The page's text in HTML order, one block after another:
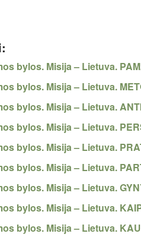
bylos. Misija – Lietuva.
bylos. Misija – Lietuva.
bylos. Misija – Lietuva.
bylos. Misija – Lietuva.
bylos. Misija – Lietuva.
bylos. Misija – Lietuva.
bylos. Misija – Lietuva.
bylos. Misija – Lietuva.
bylos. Misija – Lietuva.